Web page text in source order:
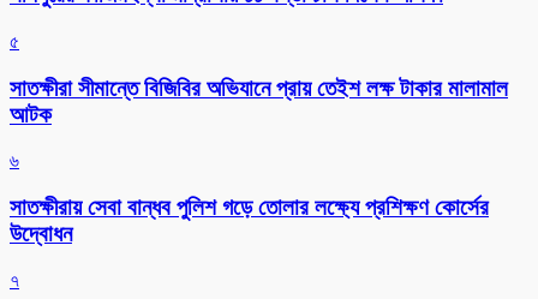
৫
সাতক্ষীরা সীমান্তে বিজিবির অভিযানে প্রায় তেইশ লক্ষ টাকার মালামাল
আটক
৬
সাতক্ষীরায় সেবা বান্ধব পুলিশ গড়ে তোলার লক্ষ্যে প্রশিক্ষণ কোর্সের
উদ্বোধন
৭